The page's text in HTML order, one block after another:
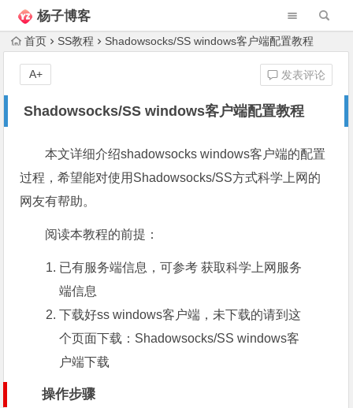
杨子博客
首页 SS教程 Shadowsocks/SS windows客户端配置教程
Shadowsocks/SS windows客户端配置教程
发表评论
A+
本文详细介绍shadowsocks windows客户端的配置
过程，希望能对使用Shadowsocks/SS方式科学上网的
网友有帮助。
阅读本教程的前提：
已有服务端信息，可参考 获取科学上网服务
端信息
下载好ss windows客户端，未下载的请到这
个页面下载： Shadowsocks/SS windows客
户端下载
操作步骤